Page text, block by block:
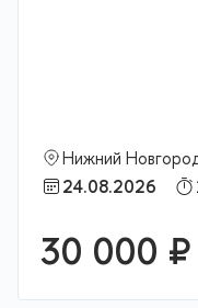
Нижний
24.08.2026
30 000 ₽